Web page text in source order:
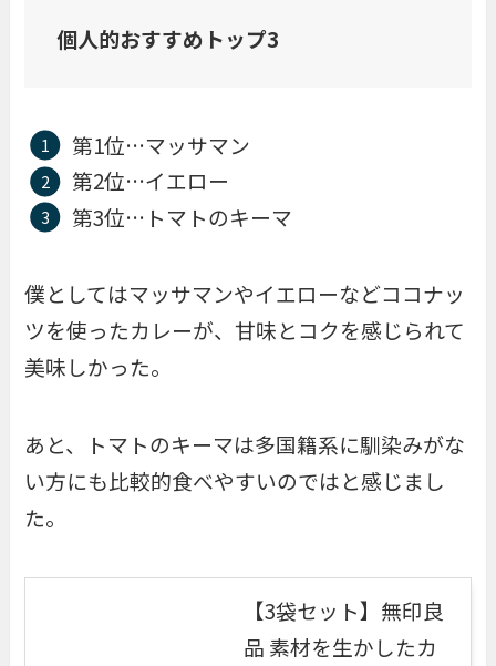
個人的おすすめトップ3
第1位…マッサマン
第2位…イエロー
第3位…トマトのキーマ
僕としてはマッサマンやイエローなどココナッ
ツを使ったカレーが、甘味とコクを感じられて
美味しかった。
あと、トマトのキーマは多国籍系に馴染みがな
い方にも比較的食べやすいのではと感じまし
た。
【3袋セット】無印良
品 素材を生かしたカ